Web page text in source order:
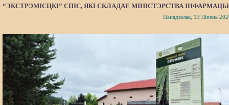
“ЭКСТРЭМІСЦКІ” СПІС, ЯКІ СКЛАДАЕ МІНІСТЭРСТВА
Панядзелак, 13 Ліпень